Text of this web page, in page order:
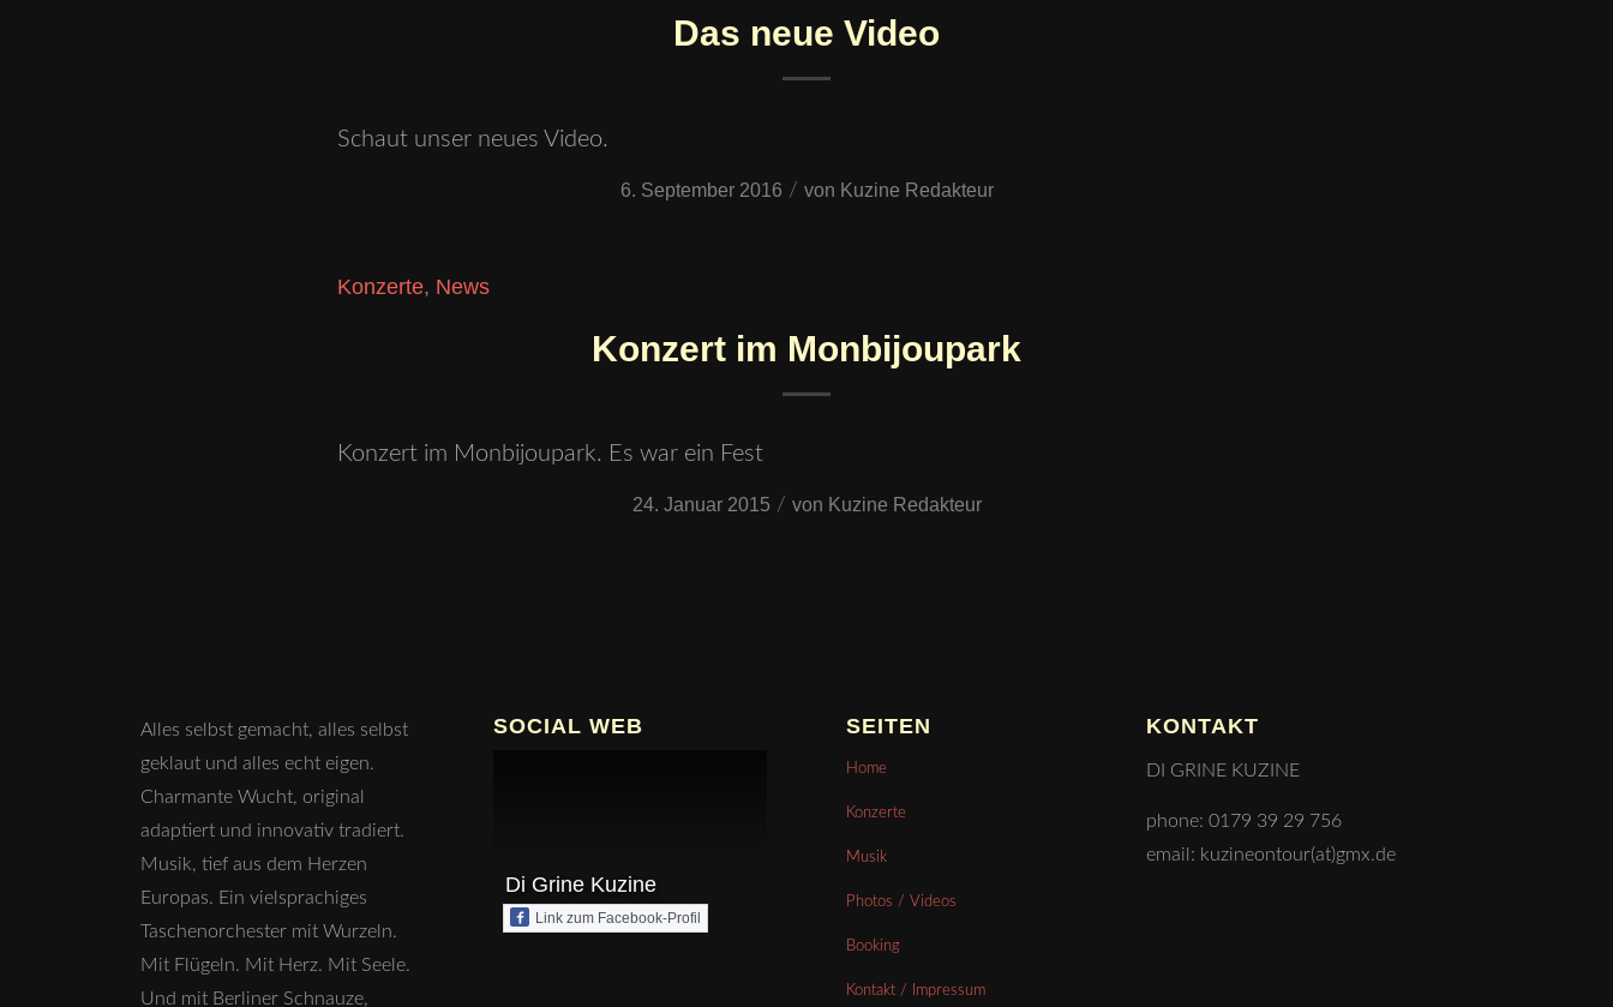
Das neue Video
Schaut unser neues Video.
6. September 2016 / von Kuzine Redakteur
Konzerte, News
Konzert im Monbijoupark
Konzert im Monbijoupark. Es war ein Fest
24. Januar 2015 / von Kuzine Redakteur
Alles selbst gemacht, alles selbst
geklaut und alles echt eigen.
Charmante Wucht, original
adaptiert und innovativ tradiert.
Musik, tief aus dem Herzen
Europas. Ein vielsprachiges
Taschenorchester mit Wurzeln.
Mit Flügeln. Mit Herz. Mit Seele.
Und mit Berliner Schnauze,
SOCIAL WEB
Di Grine Kuzine
Link zum Facebook-Profil
SEITEN
Home
Konzerte
Musik
Photos / Videos
Booking
Kontakt / Impressum
KONTAKT
DI GRINE KUZINE
phone: 0179 39 29 756
email: kuzineontour(at)gmx.de